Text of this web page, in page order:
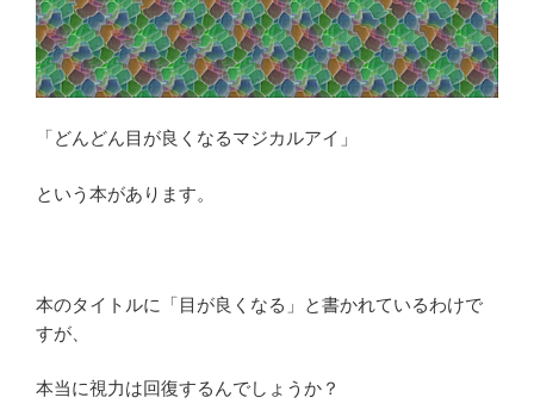
は
な
ぜ
な
ん
し
「どんどん目が良くなるマジカルアイ」
という本があります。
本のタイトルに「目が良くなる」と書かれているわけで
すが、
本当に視力は回復するんでしょうか？